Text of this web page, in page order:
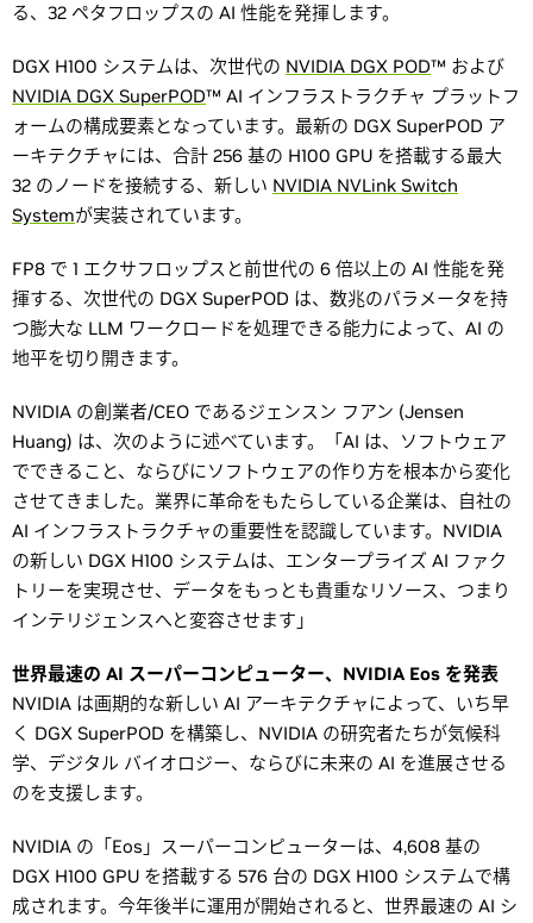
る、32 ペタフロップスの AI 性能を発揮します。
DGX H100 システムは、次世代の NVIDIA DGX POD™ および
NVIDIA DGX SuperPOD™ AI インフラストラクチャ プラットフ
ォームの構成要素となっています。最新の DGX SuperPOD ア
ーキテクチャには、合計 256 基の H100 GPU を搭載する最大
32 のノードを接続する、新しい NVIDIA NVLink Switch
Systemが実装されています。
FP8 で 1 エクサフロップスと前世代の 6 倍以上の AI 性能を発
揮する、次世代の DGX SuperPOD は、数兆のパラメータを持
つ膨大な LLM ワークロードを処理できる能力によって、AI の
地平を切り開きます。
NVIDIA の創業者/CEO であるジェンスン フアン (Jensen
Huang) は、次のように述べています。「AI は、ソフトウェア
でできること、ならびにソフトウェアの作り方を根本から変化
させてきました。業界に革命をもたらしている企業は、自社の
AI インフラストラクチャの重要性を認識しています。NVIDIA
の新しい DGX H100 システムは、エンタープライズ AI ファク
トリーを実現させ、データをもっとも貴重なリソース、つまり
インテリジェンスへと変容させます」
世界最速の AI スーパーコンピューター、NVIDIA Eos を発表
NVIDIA は画期的な新しい AI アーキテクチャによって、いち早
く DGX SuperPOD を構築し、NVIDIA の研究者たちが気候科
学、デジタル バイオロジー、ならびに未来の AI を進展させる
のを支援します。
NVIDIA の「Eos」スーパーコンピューターは、4,608 基の
DGX H100 GPU を搭載する 576 台の DGX H100 システムで構
成されます。今年後半に運用が開始されると、世界最速の AI シ